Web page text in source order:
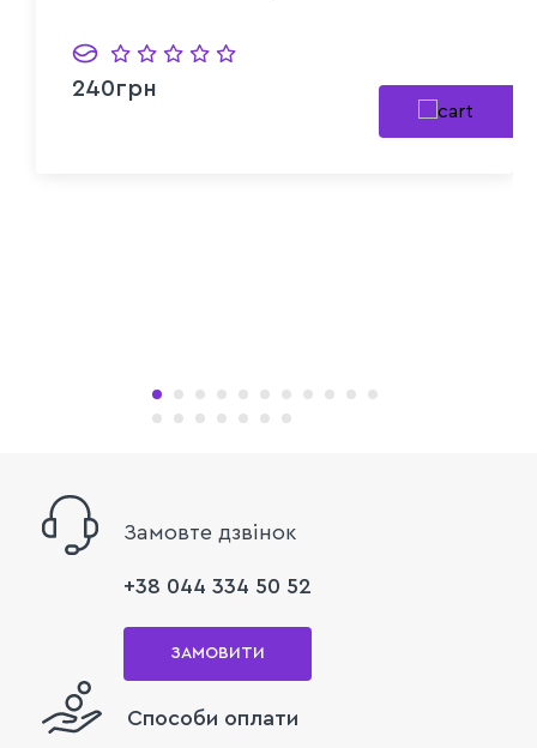
240грн
Замовте дзвінок
+38 044 334 50 52
ЗАМОВИТИ
Способи оплати